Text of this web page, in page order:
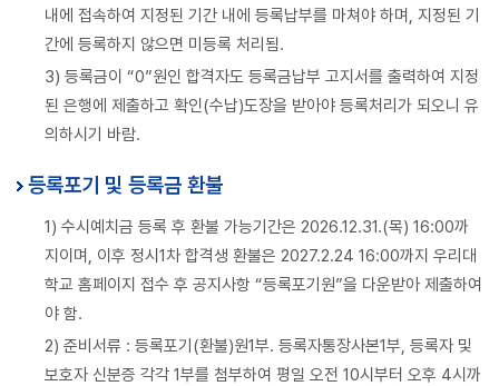
내에 접속하여 지정된 기간 내에 등록납부를 마쳐야 하며, 지정된 기
간에 등록하지 않으면 미등록 처리됨.
3) 등록금이 “0”원인 합격자도 등록금납부 고지서를 출력하여 지정
된 은행에 제출하고 확인(수납)도장을 받아야 등록처리가 되오니 유
의하시기 바람.
등록포기 및 등록금 환불
1) 수시예치금 등록 후 환불 가능기간은 2026.12.31.(목) 16:00까
지이며, 이후 정시1차 합격생 환불은 2027.2.24 16:00까지 우리대
학교 홈페이지 접수 후 공지사항 “등록포기원”을 다운받아 제출하여
야 함.
2) 준비서류 : 등록포기(환불)원1부. 등록자통장사본1부, 등록자 및
보호자 신분증 각각 1부를 첨부하여 평일 오전 10시부터 오후 4시까